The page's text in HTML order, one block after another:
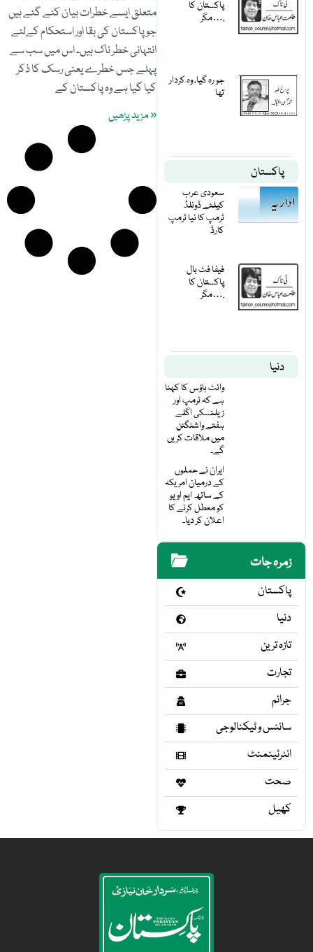
پاکستان کا
مگر….
جو رہ گیا، وہ کردار
تھا
پاکستان
سعودی عرب
کیلئے ڈونلڈ
ٹرمپ کا نیا ٹرمپ
کارڈ
فیفا فٹ بال
پاکستان کا
مگر….
دنیا
وائٹ ہاؤس کا کہنا
ہے کہ ٹرمپ اور
زیلنسکی اگلے
ہفتے واشنگٹن
میں ملاقات کریں
گے۔
ایران نے حملوں
کے درمیان امریکہ
کے ساتھ ایم او یو
کو معطل کرنے کا
اعلان کر دیا۔
زمرہ جات
پاکستان
دنیا
تازہ ترین
تجارت
جرائم
سائنس و ٹیکنالوجی
انٹرٹینمنٹ
صحت
کھیل
متعلق ایسے خطرات بیان کئے گئے ہیں
جو پاکستان کی بقا اور استحکام کےلئے
انتہائی خطر ناک ہیں۔ اس میں سب سے
پہلے جس خطرے یعنی رسک کا ذکر
کیا گیا ہے وہ پاکستان کے
« مزید پڑھیں